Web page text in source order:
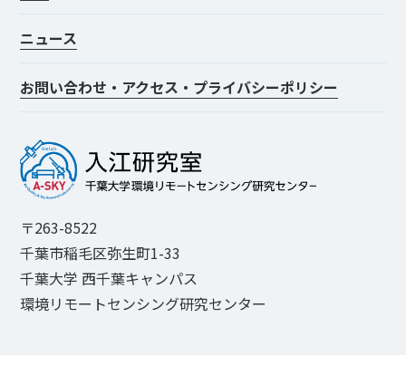
〒263-8522
千葉市稲毛区弥生町1-33
千葉大学 西千葉キャンパス
環境リモートセンシング研究センター
ニュース
お問い合わせ・アクセス・プライバシーポリシー